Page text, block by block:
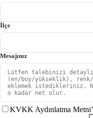
İlçe
Mesajınız
KVKK Aydınlatma